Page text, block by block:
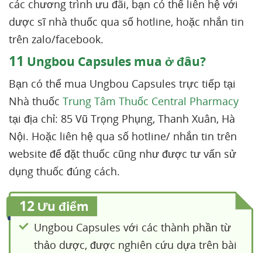
các chương trình ưu đãi, bạn có thể liên hệ với
dược sĩ nhà thuốc qua số hotline, hoặc nhắn tin
trên zalo/facebook.
11 Ungbou Capsules mua ở đâu?
Bạn có thể mua Ungbou Capsules trực tiếp tại
Nhà thuốc Trung Tâm Thuốc Central Pharmacy
tại địa chỉ: 85 Vũ Trọng Phụng, Thanh Xuân, Hà
Nội. Hoặc liên hệ qua số hotline/ nhắn tin trên
website để đặt thuốc cũng như được tư vấn sử
dụng thuốc đúng cách.
12 Ưu điểm
Ungbou Capsules với các thành phần từ
thảo dược, được nghiên cứu dựa trên bài